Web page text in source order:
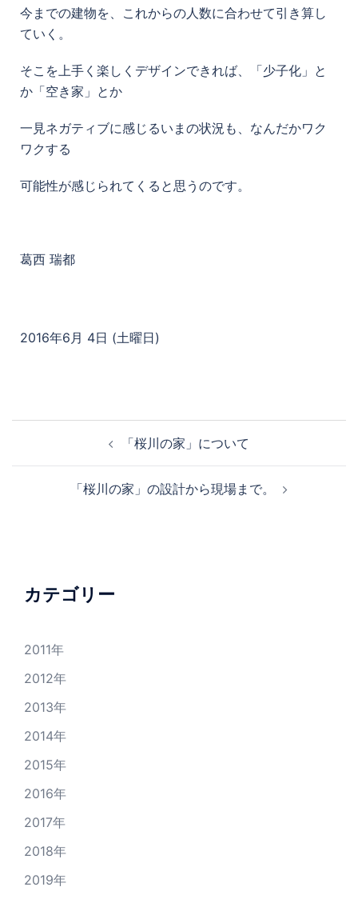
今までの建物を、これからの人数に合わせて引き算し
ていく。
そこを上手く楽しくデザインできれば、「少子化」と
か「空き家」とか
一見ネガティブに感じるいまの状況も、なんだかワク
ワクする
可能性が感じられてくると思うのです。
葛西 瑞都
2016年6月 4日 (土曜日)
「桜川の家」について
「桜川の家」の設計から現場まで。
カテゴリー
2011年
2012年
2013年
2014年
2015年
2016年
2017年
2018年
2019年